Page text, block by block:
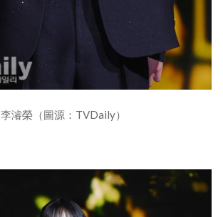
李濬榮（圖源：TVDaily）